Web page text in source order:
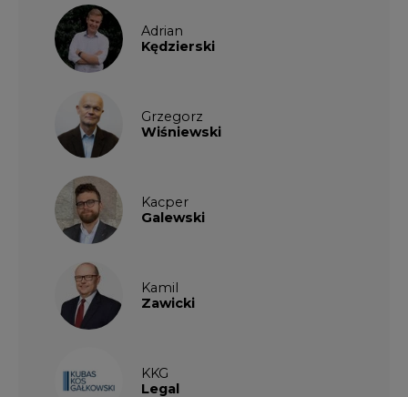
Adrian
Kędzierski
Grzegorz
Wiśniewski
Kacper
Galewski
Kamil
Zawicki
KKG
Legal